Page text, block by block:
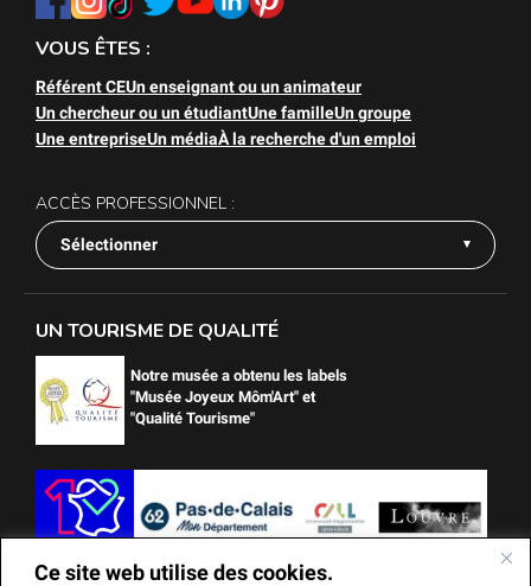
Ce site web utilise des cookies.
VOUS ÊTES :
Référent CEUn enseignant ou un animateur
Un chercheur ou un étudiantUne familleUn groupe
Une entrepriseUn médiaÀ la recherche d'un emploi
ACCÈS PROFESSIONNEL :
Sélectionner
UN TOURISME DE QUALITÉ
Notre musée a obtenu les labels
"Musée Joyeux Môm'Art" et
"Qualité Tourisme"